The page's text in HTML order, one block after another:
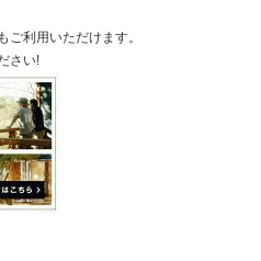
ご利用いただけます。
さい!